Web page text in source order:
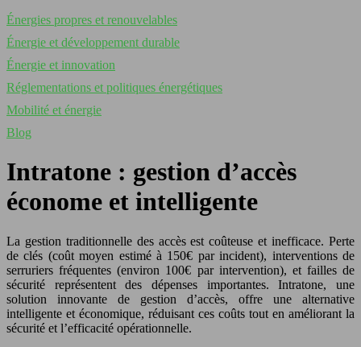
Énergies propres et renouvelables
Énergie et développement durable
Énergie et innovation
Réglementations et politiques énergétiques
Mobilité et énergie
Blog
Intratone : gestion d’accès
économe et intelligente
La gestion traditionnelle des accès est coûteuse et inefficace. Perte
de clés (coût moyen estimé à 150€ par incident), interventions de
serruriers fréquentes (environ 100€ par intervention), et failles de
sécurité représentent des dépenses importantes. Intratone, une
solution innovante de gestion d’accès, offre une alternative
intelligente et économique, réduisant ces coûts tout en améliorant la
sécurité et l’efficacité opérationnelle.